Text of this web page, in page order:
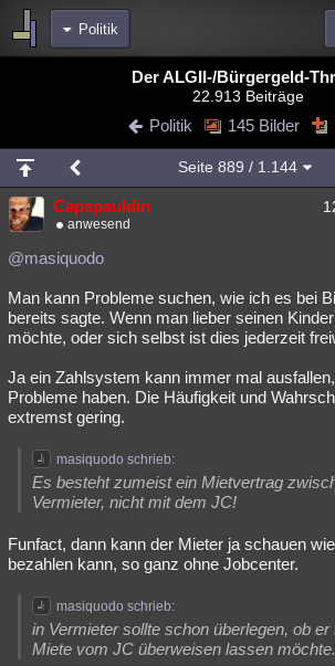
Politik
Diskussionen Blogs Videos
Chat Wiki Neuigkeiten
meine Rubriken
Menschen Wissenschaft
Spiritualität
Natur Umfragen Unterhaltung
weitere Rubriken
Astronomie Helpdesk Gruppen
Musik Clash Verbesserungen
Übersichten
Lesenswert Schlüsselwörter
Der ALGII-/Bürgergeld-
22.913 Beiträge
Politik 145 Bilder
Seite 889 / 1.144
Capspauldin
anwesend
@masiquodo
Man kann Probleme suchen, wie ich es bei
bereits sagte. Wenn man lieber seinen
möchte, oder sich selbst ist dies jederzeit
Ja ein Zahlsystem kann immer mal
Probleme haben. Die Häufigkeit und
extremst gering.
masiquodo schrieb:
Es besteht zumeist ein Mietvertrag
Vermieter, nicht mit dem JC!
Funfact, dann kann der Mieter ja schauen
bezahlen kann, so ganz ohne Jobcenter.
masiquodo schrieb:
in Vermieter sollte schon überlegen, ob
Miete vom JC überweisen lassen möchte.